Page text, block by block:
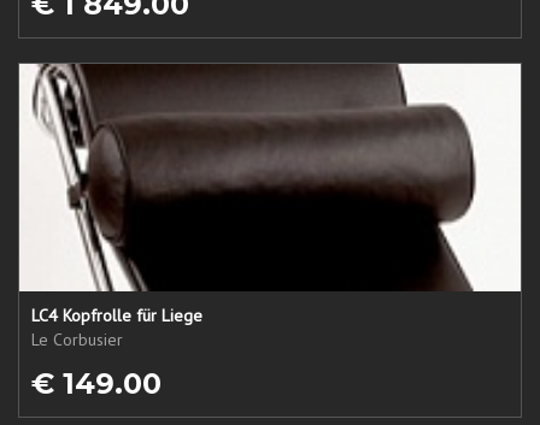
LC4 Kopfrolle für Liege
Le Corbusier
€ 149.00